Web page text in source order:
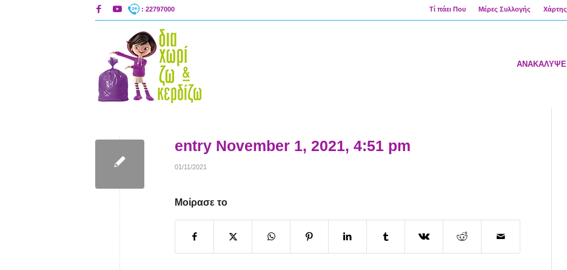
Τί πάει Που Μέρες Συλλογής Χάρτης
: 22797000
ΑΝΑΚΑΛΥΨΕ
entry November 1, 2021, 4:51 pm
01/11/2021
Μοίρασε το